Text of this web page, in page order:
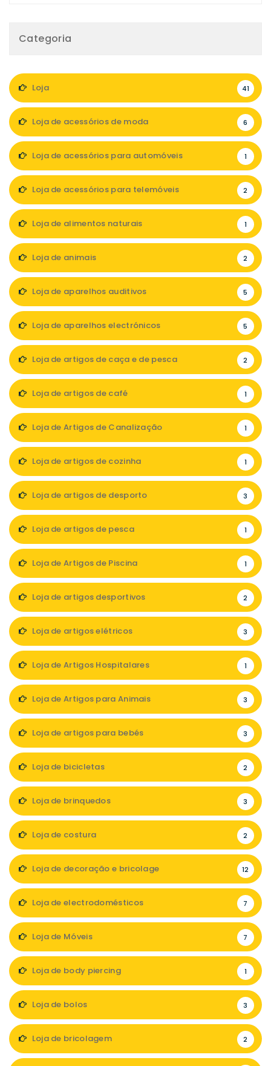
Categoria
Loja 41
Loja de acessórios de moda 6
Loja de acessórios para automóveis 1
Loja de acessórios para telemóveis 2
Loja de alimentos naturais 1
Loja de animais 2
Loja de aparelhos auditivos 5
Loja de aparelhos electrónicos 5
Loja de artigos de caça e de pesca 2
Loja de artigos de café 1
Loja de Artigos de Canalização 1
Loja de artigos de cozinha 1
Loja de artigos de desporto 3
Loja de artigos de pesca 1
Loja de Artigos de Piscina 1
Loja de artigos desportivos 2
Loja de artigos elétricos 3
Loja de Artigos Hospitalares 1
Loja de Artigos para Animais 3
Loja de artigos para bebés 3
Loja de bicicletas 2
Loja de brinquedos 3
Loja de costura 2
Loja de decoração e bricolage 12
Loja de electrodomésticos 7
Loja de Móveis 7
Loja de body piercing 1
Loja de bolos 3
Loja de bricolagem 2